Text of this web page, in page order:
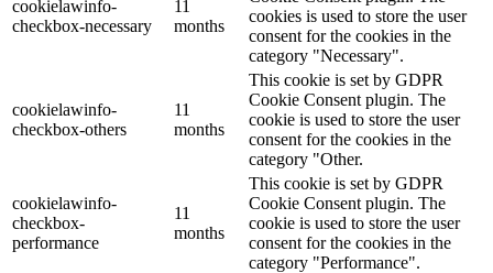
cookielawinfo-
checkbox-necessary
11
months
cookies is used to store the user
consent for the cookies in the
category "Necessary".
cookielawinfo-
checkbox-others
11
months
This cookie is set by GDPR
Cookie Consent plugin. The
cookie is used to store the user
consent for the cookies in the
category "Other.
cookielawinfo-
checkbox-
performance
11
months
This cookie is set by GDPR
Cookie Consent plugin. The
cookie is used to store the user
consent for the cookies in the
category "Performance".